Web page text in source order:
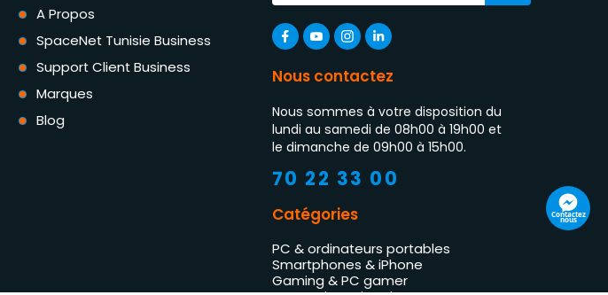
A Propos
SpaceNet Tunisie Business
Support Client Business
Marques
Blog
Nous contactez
Nous sommes à votre disposition du
lundi au samedi de 08h00 à 19h00 et
le dimanche de 09h00 à 15h00.
70 22 33 00
Catégories
PC & ordinateurs portables
Smartphones & iPhone
Gaming & PC gamer
Contactez
nous